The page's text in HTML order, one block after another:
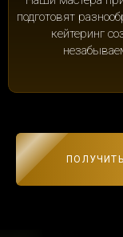
подготовят
кейтеринг